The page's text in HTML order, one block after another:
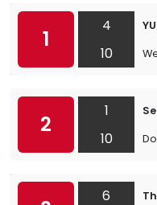
1
4
10
2
1
10
6